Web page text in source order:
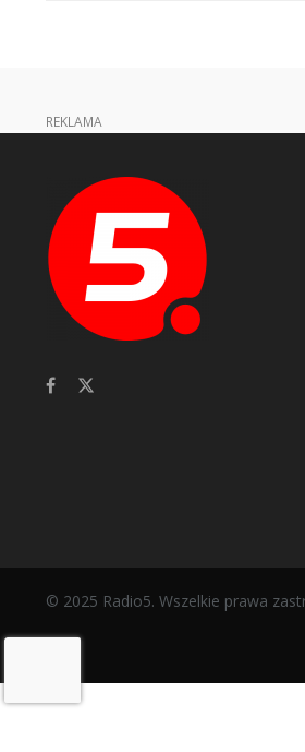
REKLAMA
© 2025 Radio5. Wszelkie prawa